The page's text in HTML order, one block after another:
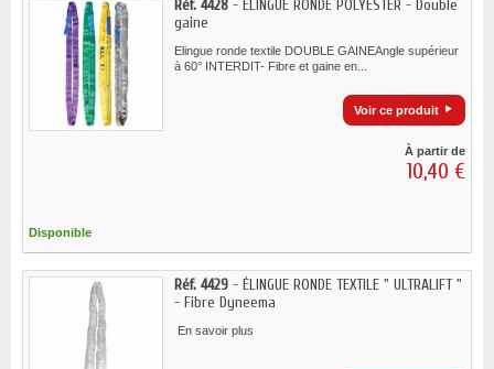
Réf. 4428 - ELINGUE RONDE POLYESTER - Double
gaine
Elingue ronde textile DOUBLE GAINEAngle supérieur
à 60° INTERDIT- Fibre et gaine en...
Voir ce produit
À partir de
10,40 €
Disponible
Réf. 4429 - ÉLINGUE RONDE TEXTILE " ULTRALIFT "
- Fibre Dyneema
En savoir plus